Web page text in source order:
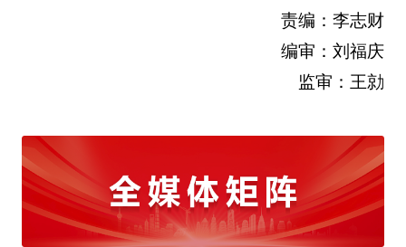
责编：李志财
编审：刘福庆
监审：王勍